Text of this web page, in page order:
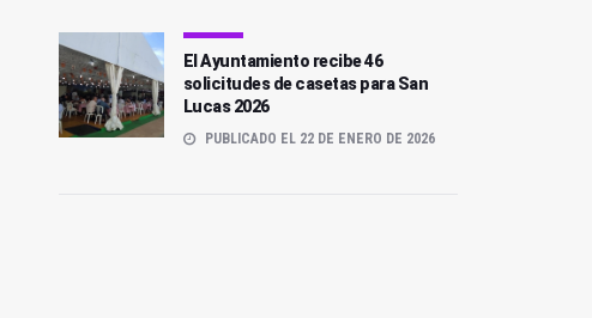
El Ayuntamiento recibe 46
solicitudes de casetas para San
Lucas 2026
PUBLICADO EL 22 DE ENERO DE 2026